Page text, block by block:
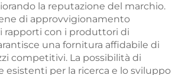
la reputazione del marchio.
di approvvigionamento
rapporti con i produttori di
una fornitura affidabile di
competitivi. La possibilità di
esistenti per la ricerca e lo sviluppo